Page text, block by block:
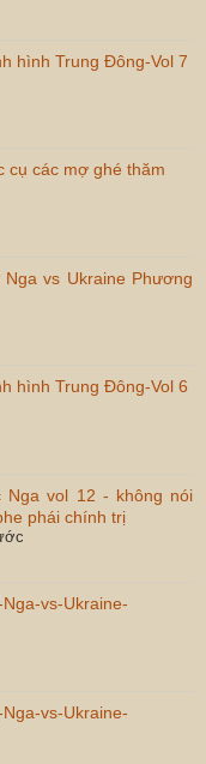
hình Trung Đông-Vol 7
cụ các mợ ghé thăm
vs Ukraine Phương
hình Trung Đông-Vol 6
vol 12 - không nói
phái chính trị
vs-Ukraine-
vs-Ukraine-